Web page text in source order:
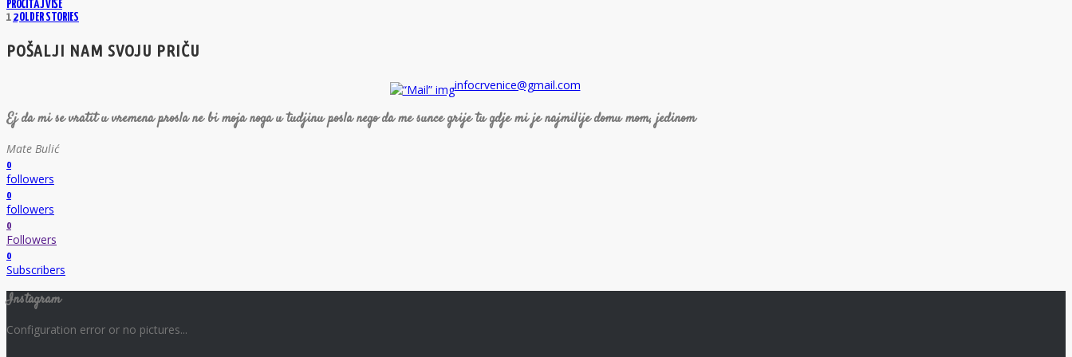
PROČITAJ VIŠE
1 2 OLDER STORIES
POŠALJI NAM SVOJU PRIČU
infocrvenice@gmail.com
Ej da mi se vratit u vremena prosla ne bi moja noga u tudjinu posla nego da me sunce grije tu gdje mi je najmilije domu mom, jedinom
Mate Bulić
0
followers
0
followers
0
Followers
0
Subscribers
Instagram
Configuration error or no pictures...